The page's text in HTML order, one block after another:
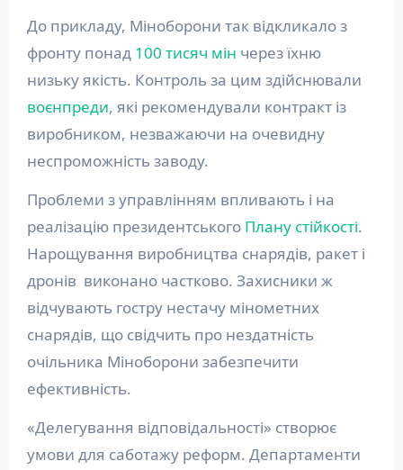
До прикладу, Міноборони так відкликало з
фронту понад 100 тисяч мін через їхню
низьку якість. Контроль за цим здійснювали
воєнпреди, які рекомендували контракт із
виробником, незважаючи на очевидну
неспроможність заводу.
Проблеми з управлінням впливають і на
реалізацію президентського Плану стійкості.
Нарощування виробництва снарядів, ракет і
дронів виконано частково. Захисники ж
відчувають гостру нестачу мінометних
снарядів, що свідчить про нездатність
очільника Міноборони забезпечити
ефективність.
«Делегування відповідальності» створює
умови для саботажу реформ. Департаменти